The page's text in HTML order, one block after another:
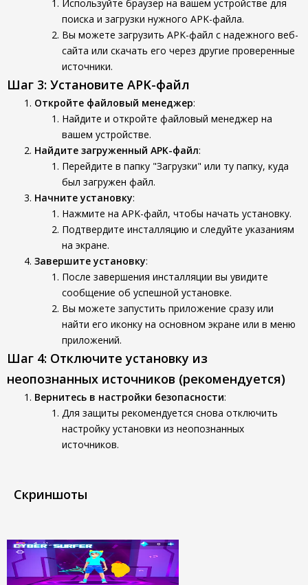
Используйте браузер на вашем устройстве для
поиска и загрузки нужного APK-файла.
Вы можете загрузить APK-файл с надежного веб-
сайта или скачать его через другие проверенные
источники.
Шаг 3: Установите APK-файл
Откройте файловый менеджер:
Найдите и откройте файловый менеджер на
вашем устройстве.
Найдите загруженный APK-файл:
Перейдите в папку "Загрузки" или ту папку, куда
был загружен файл.
Начните установку:
Нажмите на APK-файл, чтобы начать установку.
Подтвердите инсталляцию и следуйте указаниям
на экране.
Завершите установку:
После завершения инсталляции вы увидите
сообщение об успешной установке.
Вы можете запустить приложение сразу или
найти его иконку на основном экране или в меню
приложений.
Шаг 4: Отключите установку из
неопознанных источников (рекомендуется)
Вернитесь в настройки безопасности:
Для защиты рекомендуется снова отключить
настройку установки из неопознанных
источников.
Скриншоты